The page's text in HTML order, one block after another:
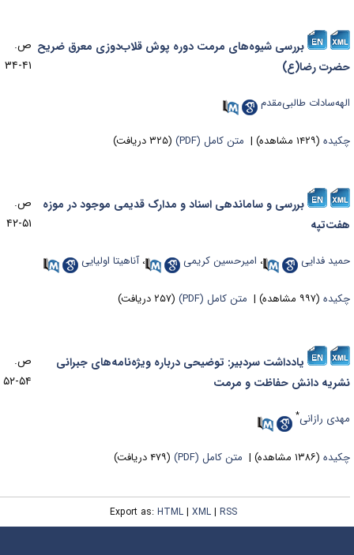
بررسی شیوه‌های مرمت دوره پوش قلاب‌دوزی معرق ضریح
رضا(ع)
ص.
۴۱-۳۴
طالبی‌مقدم
(۱۴۲۹ مشاهده) | متن کامل (PDF) (۳۲۵ دریافت)
بررسی و ساماندهی اسناد و مدارک قدیمی موجود در موزه
ص.
۵۱-۴۲
فدایی ،امیرحسین کریمی ،آناهیتا اولیایی
(۹۹۷ مشاهده) | متن کامل (PDF) (۲۵۷ دریافت)
یادداشت سردبیر: توضیحی درباره ویژه‌نامه‌های جبرانی
دانش حفاظت و مرمت
ص.
۵۴-۵۲
رازانی
(۱۳۸۶ مشاهده) | متن کامل (PDF) (۴۷۹ دریافت)
Export as:HTML |XML |RSS